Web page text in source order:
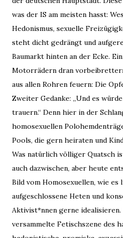
was der IS am meisten hasst:
Hedonismus, sexuelle
steht dicht gedrängt und
Baumarkt hinten an der Ecke.
Motorrädern dran
aus allen Rohren feuern: Die
Zweiter Gedanke: „Und es
trauern.“ Denn hier in der
homosexuellen
Pools, die gern heiraten und
Was natürlich völliger Quatsch
auch dazwischen, aber heute
Bild vom Homosexuellen, wie es
aufgeschlossene Heten und
Aktivist*nnen gerne
versammelte Fetischszene des